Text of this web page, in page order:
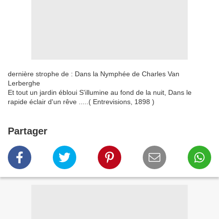
dernière strophe de : Dans la Nymphée de Charles Van
Lerberghe
Et tout un jardin ébloui S'illumine au fond de la nuit, Dans le
rapide éclair d'un rêve .....( Entrevisions, 1898 )
Partager